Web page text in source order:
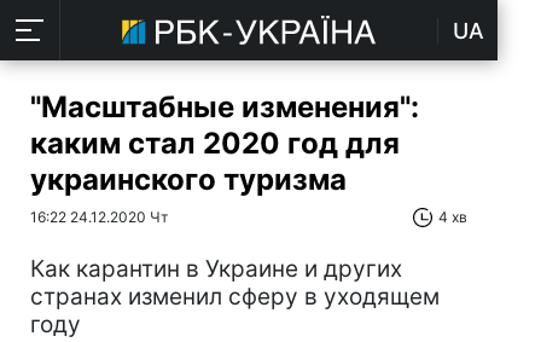
UA
"Масштабные изменения":
каким стал 2020 год для
украинского туризма
16:22 24.12.2020 Чт 4 хв
Как карантин в Украине и других
странах изменил сферу в уходящем
году